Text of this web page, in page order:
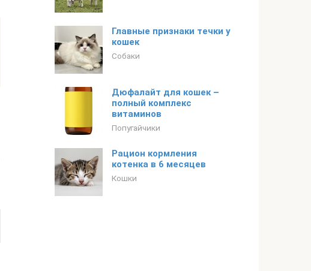
Главные признаки течки у
кошек
Собаки
Дюфалайт для кошек –
полный комплекс
витаминов
Попугайчики
Рацион кормления
котенка в 6 месяцев
Кошки